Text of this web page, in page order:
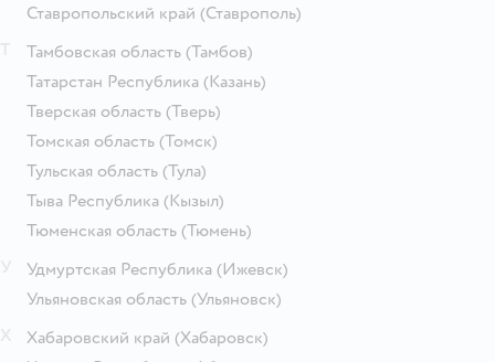
Ставропольский край (Ставрополь)
Тамбовская область (Тамбов)
Татарстан Республика (Казань)
Тверская область (Тверь)
Томская область (Томск)
Тульская область (Тула)
Тыва Республика (Кызыл)
Тюменская область (Тюмень)
Удмуртская Республика (Ижевск)
Ульяновская область (Ульяновск)
Хабаровский край (Хабаровск)